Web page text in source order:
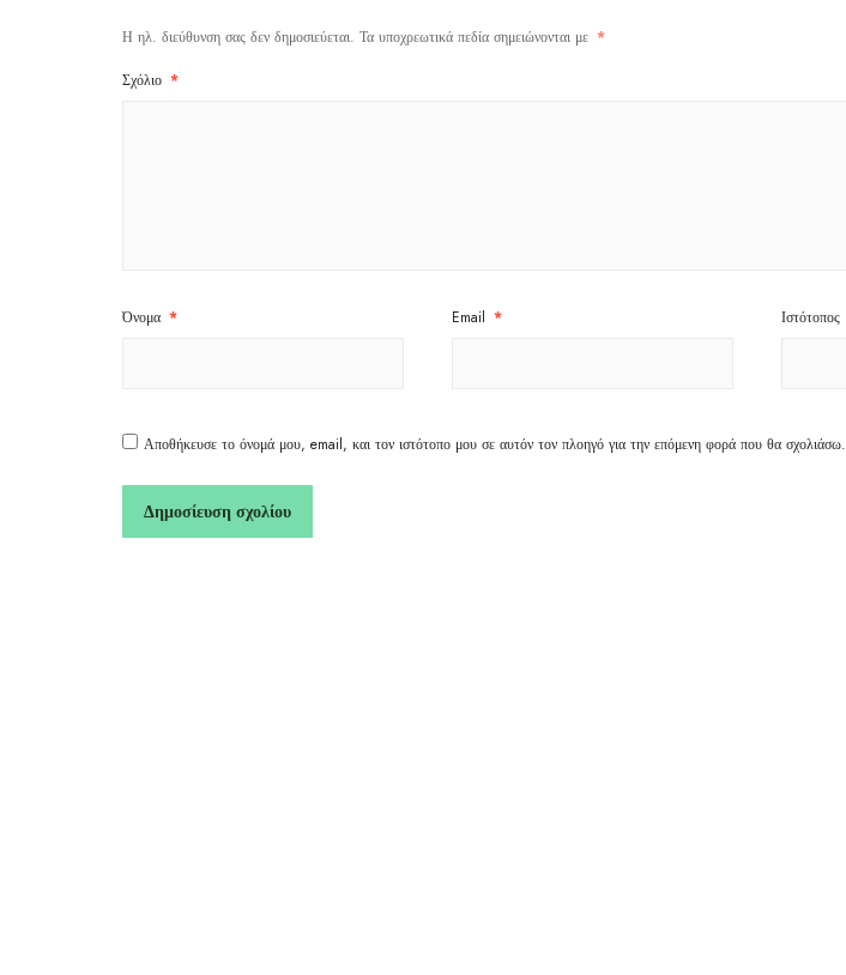
Η ηλ. διεύθυνση σας δεν δημοσιεύεται. Τα υποχρεωτικά πεδία σημειώνονται με *
Σχόλιο *
Όνομα * Email * Ιστότοπος
Αποθήκευσε το όνομά μου, email, και τον ιστότοπο μου σε αυτόν τον πλοηγό για την επόμενη φορά που θα σχολιάσω.